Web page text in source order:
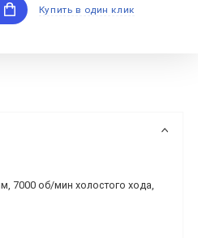
Купить в один клик
7000 об/мин холостого хода,